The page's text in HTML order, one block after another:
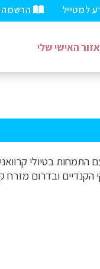
הרשמה למטייל
האישי שלי
התמחות בטיולי
הקנדיים ובדרום מזרח